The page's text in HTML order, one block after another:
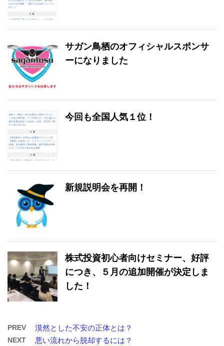
サガン鳥栖のオフィシャルスポンサ
ーになりました
今回も全国人気１位！
新規説明会を再開！
株式投資初心者向けセミナー、好評
につき、５月の追加開催が決定しま
した！
PREV 漠然とした不安の正体とは？
NEXT 悪い流れから脱却するには？